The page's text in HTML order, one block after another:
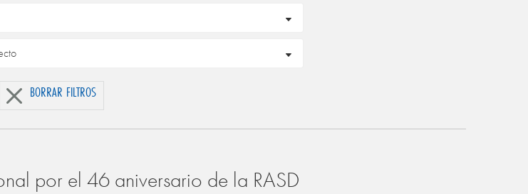
BORRAR FILTROS
por el 46 aniversario de la RASD